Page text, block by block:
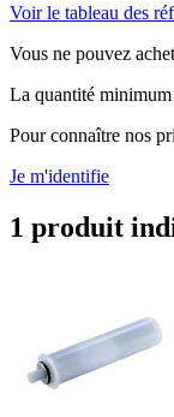
Voir le tableau des
Vous ne pouvez
La quantité minimum
Pour connaître nos
Je m'identifie
1 produit